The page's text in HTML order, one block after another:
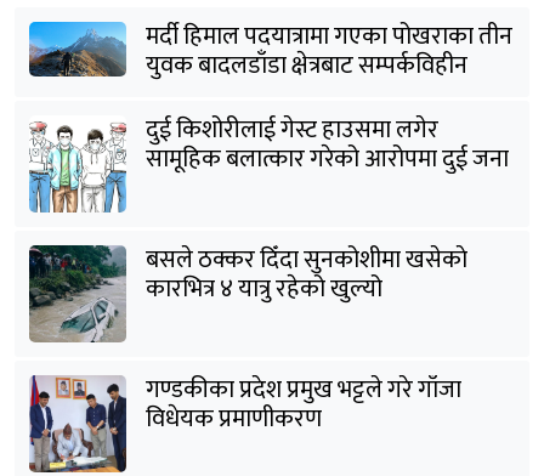
मर्दी हिमाल पदयात्रामा गएका पोखराका तीन
युवक बादलडाँडा क्षेत्रबाट सम्पर्कविहीन
दुई किशोरीलाई गेस्ट हाउसमा लगेर
सामूहिक बलात्कार गरेको आरोपमा दुई जना
पक्राउ
बसले ठक्कर दिँदा सुनकोशीमा खसेकाे
कारभित्र ४ यात्रु रहेको खुल्यो
गण्डकीका प्रदेश प्रमुख भट्टले गरे गाँजा
विधेयक प्रमाणीकरण